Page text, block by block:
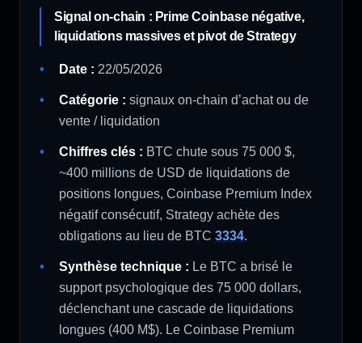
Signal on-chain : Prime Coinbase négative,
liquidations massives et pivot de Strategy
Date : 22/05/2026
Catégorie : signaux on-chain d’achat ou de
vente / liquidation
Chiffres clés : BTC chute sous 75 000 $,
~400 millions de USD de liquidations de
positions longues, Coinbase Premium Index
négatif consécutif, Strategy achète des
obligations au lieu de BTC 3334.
Synthèse technique : Le BTC a brisé le
support psychologique des 75 000 dollars,
déclenchant une cascade de liquidations
longues (400 M$). Le Coinbase Premium